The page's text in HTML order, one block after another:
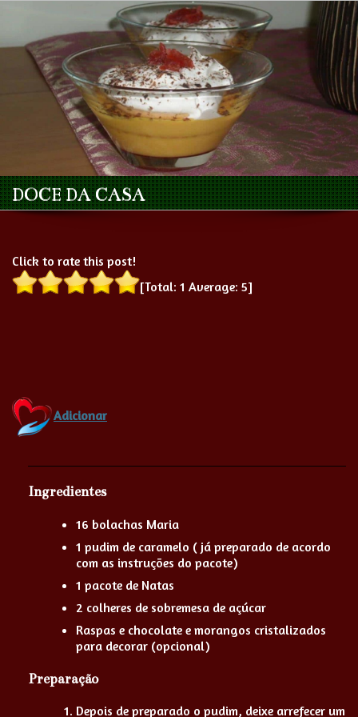
DOCE DA CASA
Click to rate this post!
[Total: 1 Average: 5]
Adicionar
Ingredientes
16 bolachas Maria
1 pudim de caramelo ( já preparado de acordo
com as instruções do pacote)
1 pacote de Natas
2 colheres de sobremesa de açúcar
Raspas e chocolate e morangos cristalizados
para decorar (opcional)
Preparação
Depois de preparado o pudim, deixe arrefecer um